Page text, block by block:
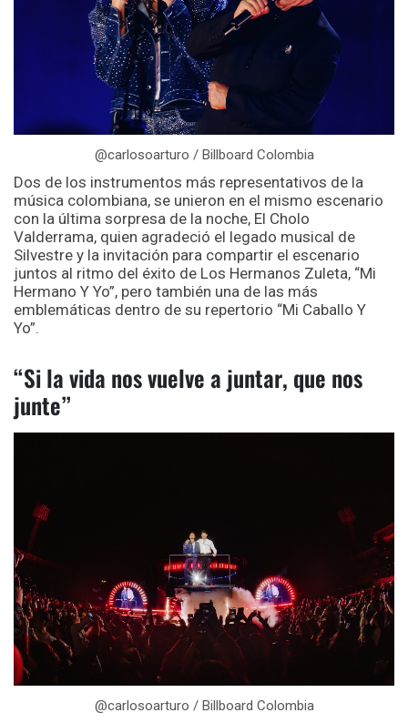
@carlosoarturo / Billboard Colombia
Dos de los instrumentos más representativos de la
música colombiana, se unieron en el mismo escenario
con la última sorpresa de la noche, El Cholo
Valderrama, quien agradeció el legado musical de
Silvestre y la invitación para compartir el escenario
juntos al ritmo del éxito de Los Hermanos Zuleta, “Mi
Hermano Y Yo”, pero también una de las más
emblemáticas dentro de su repertorio “Mi Caballo Y
Yo”.
“Si la vida nos vuelve a juntar, que nos
junte”
@carlosoarturo / Billboard Colombia